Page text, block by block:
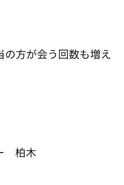
の方が会う回数も増え
柏木